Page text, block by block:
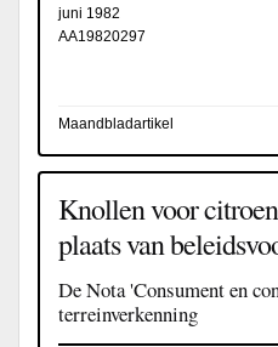
juni 1982
AA19820297
Maandbladartikel
Knollen voor
plaats van
De Nota 'Consument en
terreinverkenning